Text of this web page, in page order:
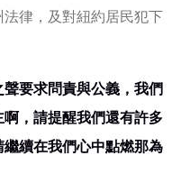
律，及對紐約居民犯下
要求問責與公義，我們
，請提醒我們還有許多
續在我們心中點燃那為